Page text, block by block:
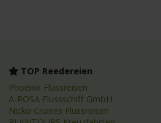
TOP Reedereien
Phoenix Flussreisen
A-ROSA Flussschiff GmbH
Nicko Cruises Flussreisen